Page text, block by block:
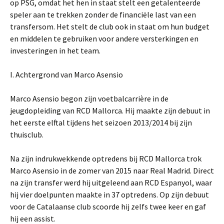
op PSG, omdat het hen in staat stelt een getalenteerde
speler aan te trekken zonder de financiële last van een
transfersom. Het stelt de club ook in staat om hun budget
en middelen te gebruiken voor andere versterkingen en
investeringen in het team.
I. Achtergrond van Marco Asensio
Marco Asensio begon zijn voetbalcarrière in de
jeugdopleiding van RCD Mallorca. Hij maakte zijn debuut in
het eerste elftal tijdens het seizoen 2013/2014 bij zijn
thuisclub.
Na zijn indrukwekkende optredens bij RCD Mallorca trok
Marco Asensio in de zomer van 2015 naar Real Madrid. Direct
na zijn transfer werd hij uitgeleend aan RCD Espanyol, waar
hij vier doelpunten maakte in 37 optredens. Op zijn debuut
voor de Catalaanse club scoorde hij zelfs twee keer en gaf
hij een assist.